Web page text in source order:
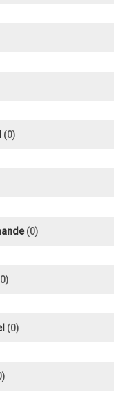
(0)
(0)
(0)